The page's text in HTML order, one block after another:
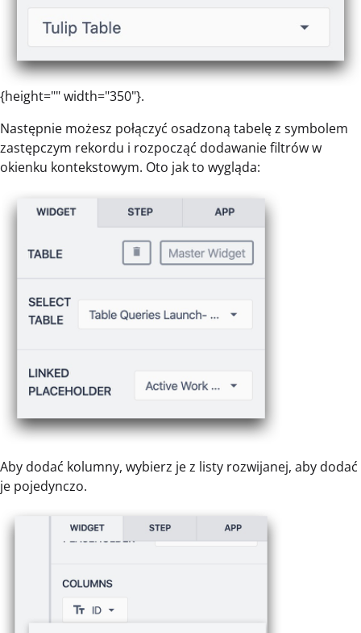
{height="" width="350"}.
Następnie możesz połączyć osadzoną tabelę z symbolem
zastępczym rekordu i rozpocząć dodawanie filtrów w
okienku kontekstowym. Oto jak to wygląda:
Aby dodać kolumny, wybierz je z listy rozwijanej, aby dodać
je pojedynczo.